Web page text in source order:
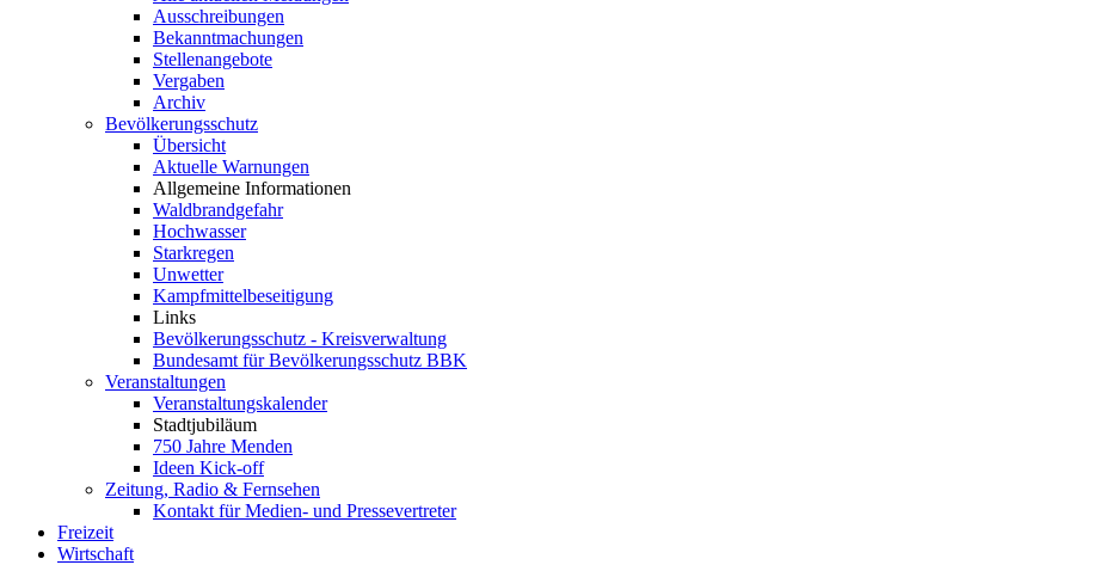
Ausschreibungen
Bekanntmachungen
Stellenangebote
Vergaben
Archiv
Bevölkerungsschutz
Übersicht
Aktuelle Warnungen
Allgemeine Informationen
Waldbrandgefahr
Hochwasser
Starkregen
Unwetter
Kampfmittelbeseitigung
Links
Bevölkerungsschutz - Kreisverwaltung
Bundesamt für Bevölkerungsschutz BBK
Veranstaltungen
Veranstaltungskalender
Stadtjubiläum
750 Jahre Menden
Ideen Kick-off
Zeitung, Radio & Fernsehen
Kontakt für Medien- und Pressevertreter
Freizeit
Wirtschaft